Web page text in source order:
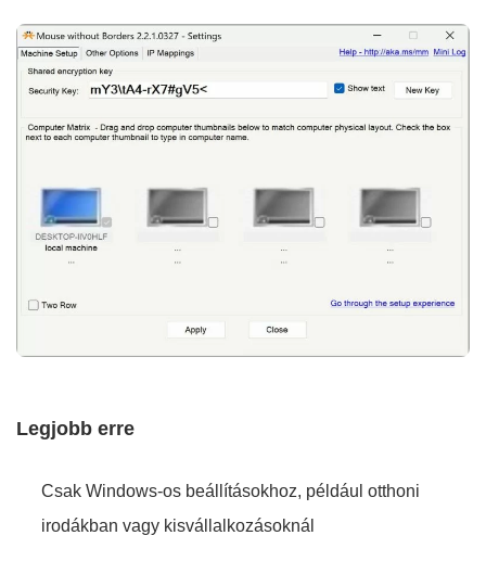
Legjobb erre
Csak Windows-os beállításokhoz, például otthoni
irodákban vagy kisvállalkozásoknál